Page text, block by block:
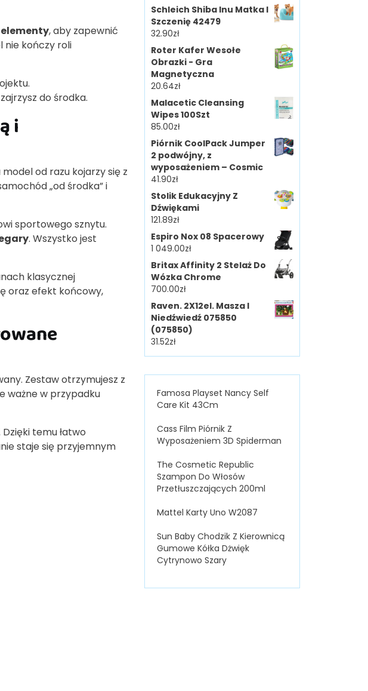
, aby zapewnić
nie kończy roli
do środka.
i
model od razu kojarzy się z
„od środka” i
sportowego sznytu.
. Wszystko jest
klasycznej
oraz efekt końcowy,
Zestaw otrzymujesz z
ważne w przypadku
Dzięki temu łatwo
staje się przyjemnym
Schleich Shiba Inu Matka I
Szczenię 42479
32.90zł
Roter Kafer Wesołe
Obrazki - Gra
Magnetyczna
20.64zł
Malacetic Cleansing
Wipes 100Szt
85.00zł
Piórnik CoolPack Jumper
2 podwójny, z
wyposażeniem – Cosmic
41.90zł
Stolik Edukacyjny Z
Dźwiękami
121.89zł
Espiro Nox 08 Spacerowy
1 049.00zł
Britax Affinity 2 Stelaż Do
Wózka Chrome
700.00zł
Raven. 2X12el. Masza I
Niedźwiedź 075850
(075850)
31.52zł
Famosa Playset Nancy Self
Care Kit 43Cm
Cass Film Piórnik Z
Wyposażeniem 3D Spiderman
The Cosmetic Republic
Szampon Do Włosów
Przetłuszczających 200ml
Mattel Karty Uno W2087
Sun Baby Chodzik Z Kierownicą
Gumowe Kółka Dżwięk
Cytrynowo Szary